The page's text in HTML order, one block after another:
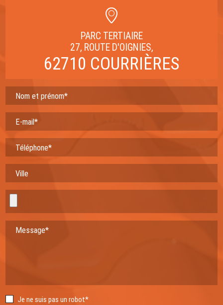
PARC TERTIAIRE
27, ROUTE D'OIGNIES,
62710 COURRIÈRES
Nom et prénom*
E-mail*
Téléphone*
Ville
Message*
Je ne suis pas un robot*